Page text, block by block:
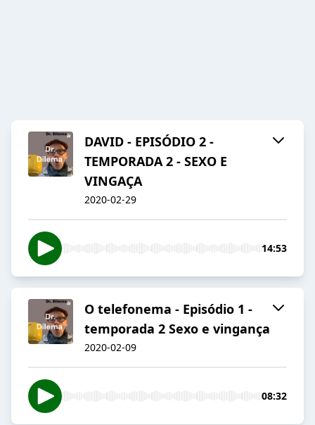
DAVID - EPISÓDIO 2 -
TEMPORADA 2 - SEXO E
VINGAÇA
2020-02-29
14:53
O telefonema - Episódio 1 -
temporada 2 Sexo e vingança
2020-02-09
08:32